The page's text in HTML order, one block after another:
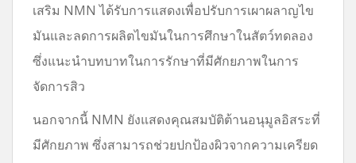
เสริม NMN ได้รับการแสดงเพื่อปรับการเผาผลาญไข
มันและลดการผลิตไขมันในการศึกษาในสัตว์ทดลอง
ซึ่งแนะนำบทบาทในการรักษาที่มีศักยภาพในการ
จัดการสิว
นอกจากนี้ NMN ยังแสดงคุณสมบัติต้านอนุมูลอิสระที่
มีศักยภาพ ซึ่งสามารถช่วยปกป้องผิวจากความเครียด